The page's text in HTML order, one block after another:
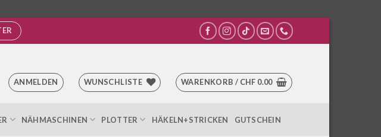
ANMELDEN WUNSCHLISTE WARENKORB / CHF 0.00
NÄHMASCHINEN PLOTTER HÄKELN+STRICKEN GUTSCHEIN